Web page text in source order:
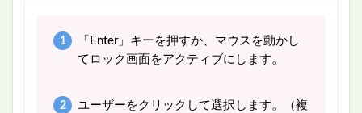
「Enter」キーを押すか、マウスを動かし
てロック画面をアクティブにします。
ユーザーをクリックして選択します。（複